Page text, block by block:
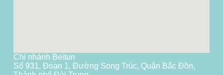
Chi nhánh Beitun
Số 931, Đoạn 1, Đường Song Trúc, Quận Bắc Đồn,